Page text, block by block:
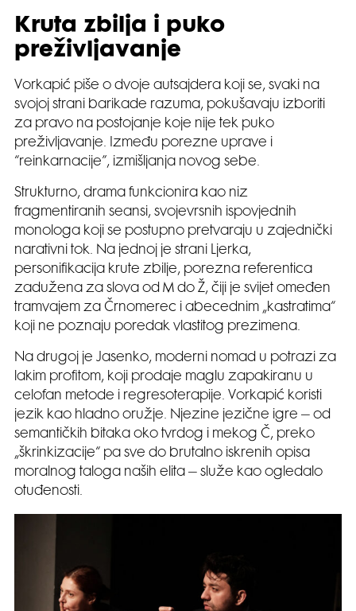
Kruta zbilja i puko
preživljavanje
Vorkapić piše o dvoje autsajdera koji se, svaki na
svojoj strani barikade razuma, pokušavaju izboriti
za pravo na postojanje koje nije tek puko
preživljavanje. Između porezne uprave i
“reinkarnacije”, izmišljanja novog sebe.
Strukturno, drama funkcionira kao niz
fragmentiranih seansi, svojevrsnih ispovjednih
monologa koji se postupno pretvaraju u zajednički
narativni tok. Na jednoj je strani Ljerka,
personifikacija krute zbilje, porezna referentica
zadužena za slova od M do Ž, čiji je svijet omeđen
tramvajem za Črnomerec i abecednim „kastratima“
koji ne poznaju poredak vlastitog prezimena.
Na drugoj je Jasenko, moderni nomad u potrazi za
lakim profitom, koji prodaje maglu zapakiranu u
celofan metode i regresoterapije. Vorkapić koristi
jezik kao hladno oružje. Njezine jezične igre – od
semantičkih bitaka oko tvrdog i mekog Č, preko
„škrinkizacije“ pa sve do brutalno iskrenih opisa
moralnog taloga naših elita – služe kao ogledalo
otuđenosti.